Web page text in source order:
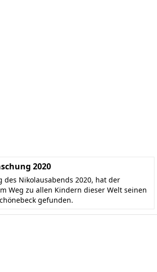
2020
des Nikolausabends 2020, hat der
Weg zu allen Kindern dieser Welt seinen
gefunden.